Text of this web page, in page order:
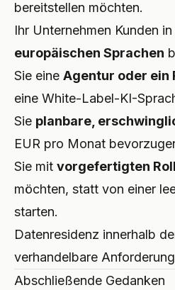
bereitstellen möchten.
Ihr Unternehmen Kunden in
europäischen Sprachen
Sie eine Agentur oder ein
eine White-Label-KI-
Sie planbare,
EUR pro Monat
Sie mit vorgefertigten
möchten, statt von einer
starten.
Datenresidenz innerhalb
verhandelbare
Abschließende Gedanken